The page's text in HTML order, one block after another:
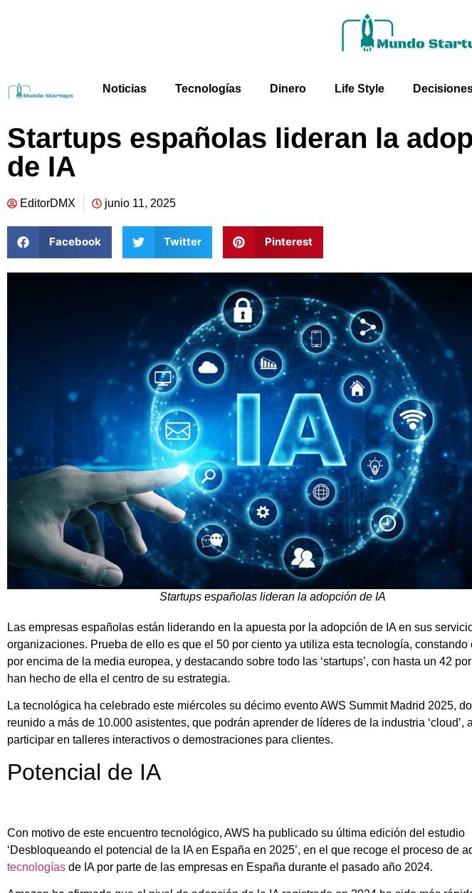
Noticias Tecnologías Dinero Life Style
Startups españolas lideran la
de IA
EditorDMX junio 11, 2025
Facebook Twitter Pinterest
Startups españolas lideran la adopción de IA
Las empresas españolas están liderando en la apuesta por la adopción de IA en sus
organizaciones. Prueba de ello es que el 50 por ciento ya utiliza esta tecnología, constando
por encima de la media europea, y destacando sobre todo las ‘startups’, con hasta un 42
han hecho de ella el centro de su estrategia.
La tecnológica ha celebrado este miércoles su décimo evento AWS Summit Madrid 2025,
reunido a más de 10.000 asistentes, que podrán aprender de líderes de la industria ‘cloud’,
participar en talleres interactivos o demostraciones para clientes.
Potencial de IA
Con motivo de este encuentro tecnológico, AWS ha publicado su última edición del estudio
‘Desbloqueando el potencial de la IA en España en 2025’, en el que recoge el proceso de
tecnologías de IA por parte de las empresas en España durante el pasado año 2024.